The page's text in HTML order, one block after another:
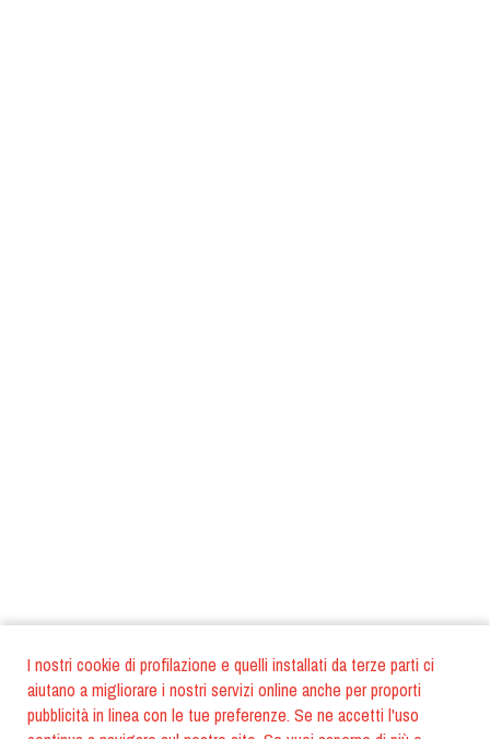
I nostri cookie di profilazione e quelli installati da terze parti ci
aiutano a migliorare i nostri servizi online anche per proporti
pubblicità in linea con le tue preferenze. Se ne accetti l'uso